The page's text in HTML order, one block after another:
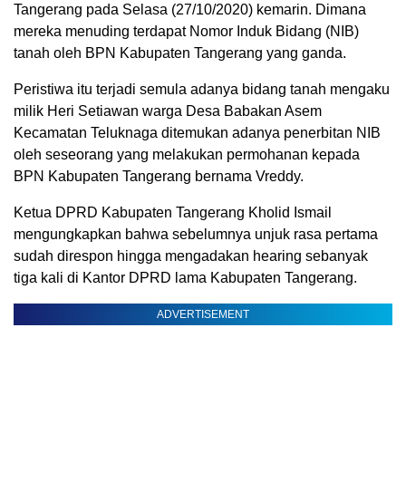
Tangerang pada Selasa (27/10/2020) kemarin. Dimana
mereka menuding terdapat Nomor Induk Bidang (NIB)
tanah oleh BPN Kabupaten Tangerang yang ganda.
Peristiwa itu terjadi semula adanya bidang tanah mengaku
milik Heri Setiawan warga Desa Babakan Asem
Kecamatan Teluknaga ditemukan adanya penerbitan NIB
oleh seseorang yang melakukan permohanan kepada
BPN Kabupaten Tangerang bernama Vreddy.
Ketua DPRD Kabupaten Tangerang Kholid Ismail
mengungkapkan bahwa sebelumnya unjuk rasa pertama
sudah direspon hingga mengadakan hearing sebanyak
tiga kali di Kantor DPRD lama Kabupaten Tangerang.
ADVERTISEMENT